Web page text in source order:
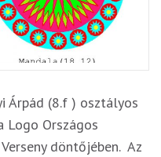
Árpád (8.f ) osztályos
Országos
döntőjében. Az